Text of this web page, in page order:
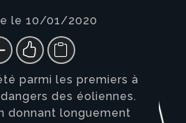
le 10/01/2020
parmi les premiers à
des éoliennes.
donnant longuement